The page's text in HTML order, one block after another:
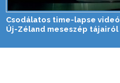
Csodálatos time-lapse videó
Új-Zéland meseszép tájairól